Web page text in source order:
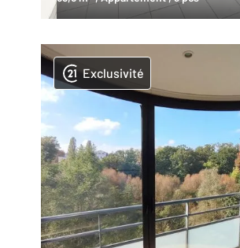
Exclusivité